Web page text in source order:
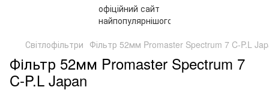
Світлофільтри Фільтр 52мм Promaster Spectrum 7 C-P.L
Фільтр 52мм Promaster Spectrum 7
C-P.L Japan